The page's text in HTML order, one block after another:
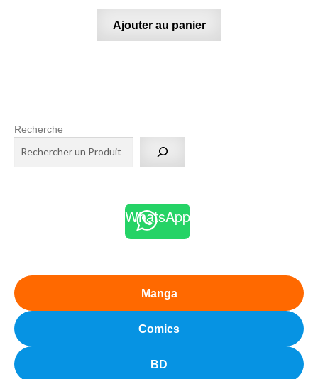
Ajouter au panier
Recherche
WhatsApp
Manga
Comics
BD